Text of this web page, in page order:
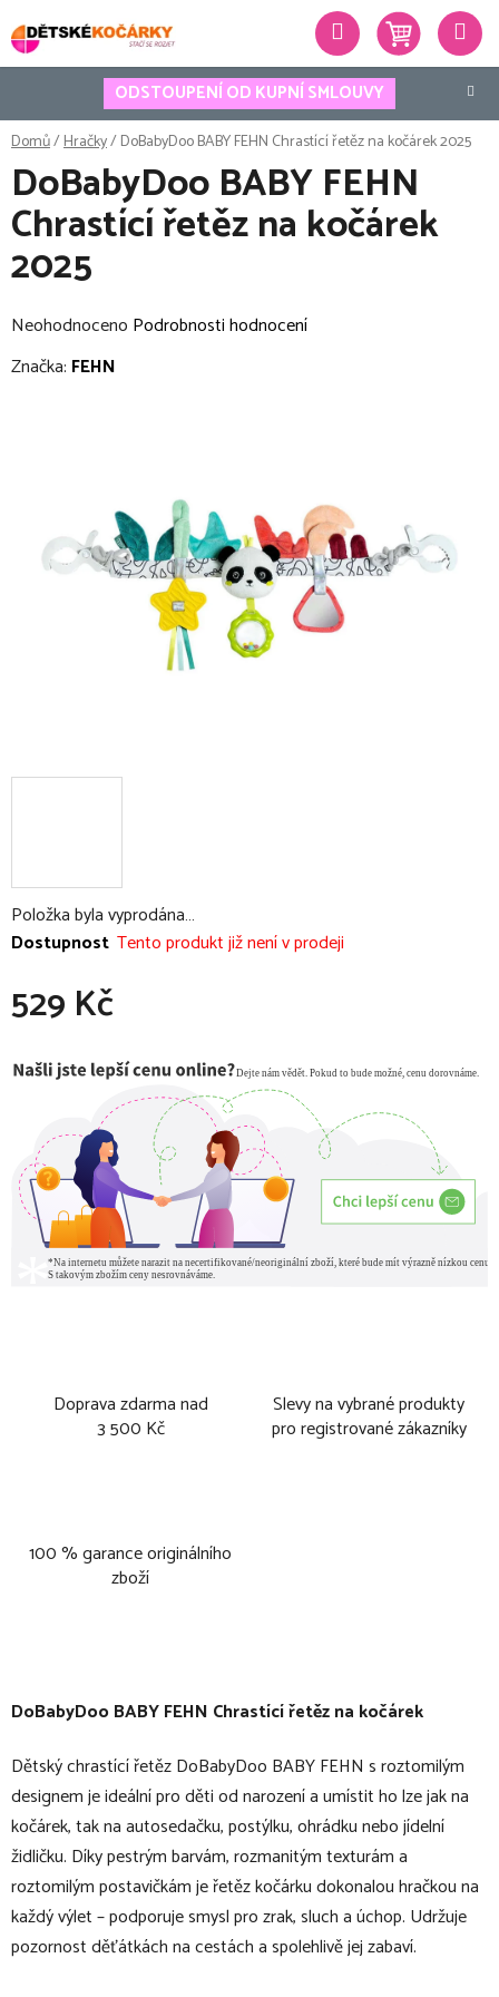
na
obsah
ODSTOUPENÍ OD KUPNÍ SMLOUVY
Hledat
Domů/Hračky/DoBabyDoo BABY FEHN Chrastící řetěz na kočárek 2025
Položka byla vyprodána…
Dostupnost Tento produkt již není v prodeji
529 Kč
Doprava zdarma nad
3 500 Kč
Slevy na vybrané produkty
pro registrované zákazníky
100 % garance originálního
zboží
DoBabyDoo BABY FEHN
Chrastící řetěz na kočárek
2025
Průměrné
hodnocení
hvězdiček.
Neohodnoceno Podrobnosti hodnocení
Značka: FEHN
DoBabyDoo BABY FEHN Chrastící řetěz na kočárek
Dětský chrastící řetěz DoBabyDoo BABY FEHN s roztomilým
designem je ideální pro děti od narození a umístit ho lze jak na
kočárek, tak na autosedačku, postýlku, ohrádku nebo jídelní
židličku. Díky pestrým barvám, rozmanitým texturám a
roztomilým postavičkám je řetěz kočárku dokonalou hračkou na
každý výlet – podporuje smysl pro zrak, sluch a úchop. Udržuje
pozornost děťátkách na cestách a spolehlivě jej zabaví.